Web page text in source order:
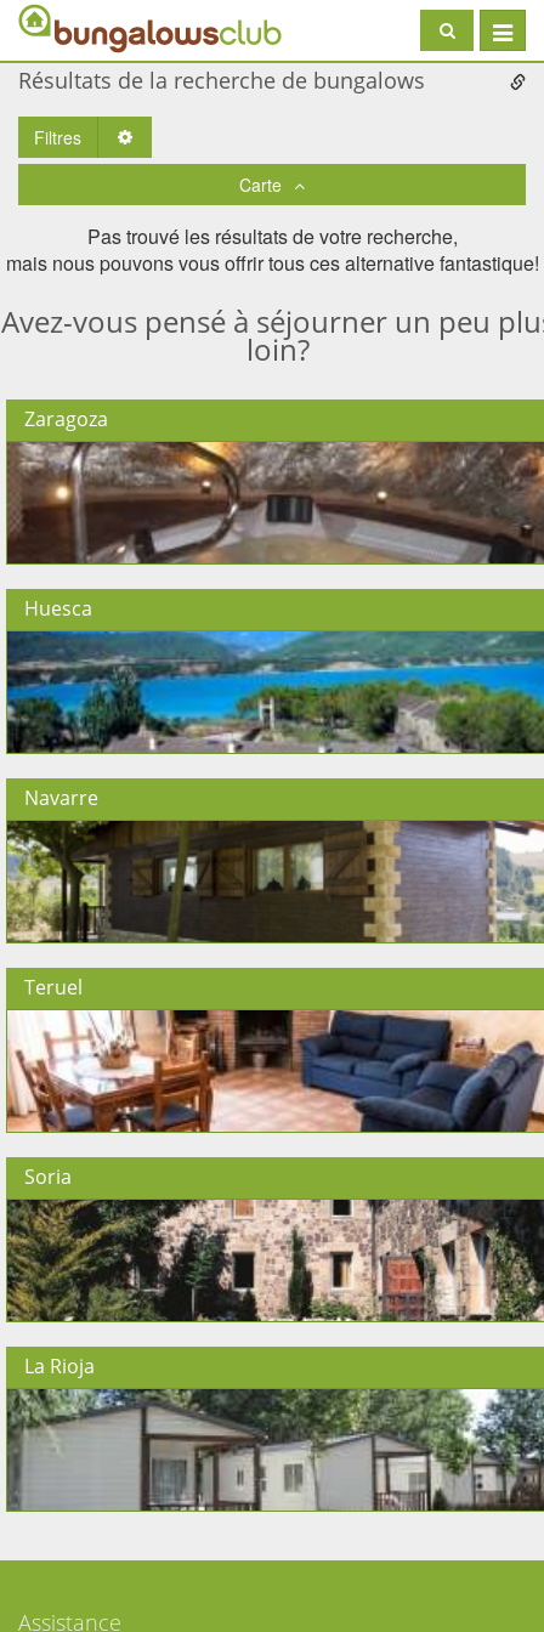
Toggle
Résultats de la recherche de bungalows
Filtres
Carte
Pas trouvé les résultats de votre recherche,
mais nous pouvons vous offrir tous ces alternative fantastique!
Avez-vous pensé à séjourner un peu
loin?
Zaragoza
Huesca
Navarre
Teruel
Soria
La Rioja
Assistance